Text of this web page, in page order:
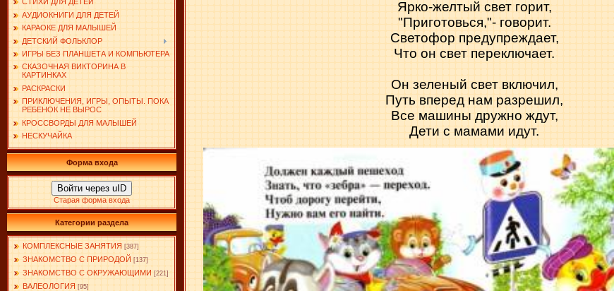
АУДИОКНИГИ ДЛЯ ДЕТЕЙ
КАРАОКЕ ДЛЯ МАЛЫШЕЙ
ДЕТСКИЙ ФОЛЬКЛОР
ИГРЫ БЕЗ ПЛАНШЕТА И КОМПЬЮТЕРА
СКАЗОЧНАЯ ВИКТОРИНА В
КАРТИНКАХ
РАСКРАСКИ
ПРИКЛЮЧЕНИЯ, ИГРЫ, ОПЫТЫ. ПОКА
РЕБЕНОК НЕ ВЫРОС
КРОССВОРДЫ ДЛЯ МАЛЫШЕЙ
НЕСКУЧАЙКА
Форма входа
Войти через uID
Старая форма входа
Категории раздела
КОМПЛЕКСНЫЕ ЗАНЯТИЯ [387]
ЗНАКОМСТВО С ПРИРОДОЙ [137]
ЗНАКОМСТВО С ОКРУЖАЮЩИМИ [221]
ВАЛЕОЛОГИЯ [95]
Ярко-желтый свет горит,
"Приготовься,"- говорит.
Светофор предупреждает,
Что он свет переключает.
Он зеленый свет включил,
Путь вперед нам разрешил,
Все машины дружно ждут,
Дети с мамами идут.